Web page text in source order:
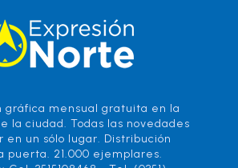
gráfica mensual gratuita en la
la ciudad. Todas las novedades
en un sólo lugar. Distribución
puerta. 21.000 ejemplares.